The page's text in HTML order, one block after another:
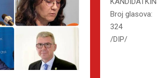
Broj glasova:
324
/DIP/